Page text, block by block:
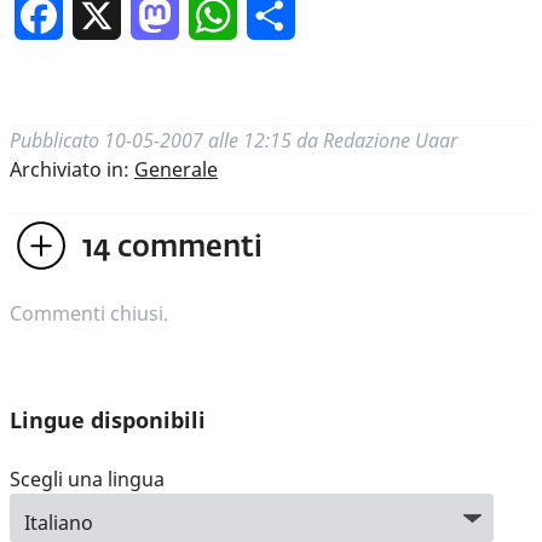
Facebook MastodonWhatsApp
Pubblicato 10-05-2007 alle 12:15 da Redazione Uaar
Archiviato in: Generale
14 commenti
Commenti chiusi.
Lingue disponibili
Scegli una lingua